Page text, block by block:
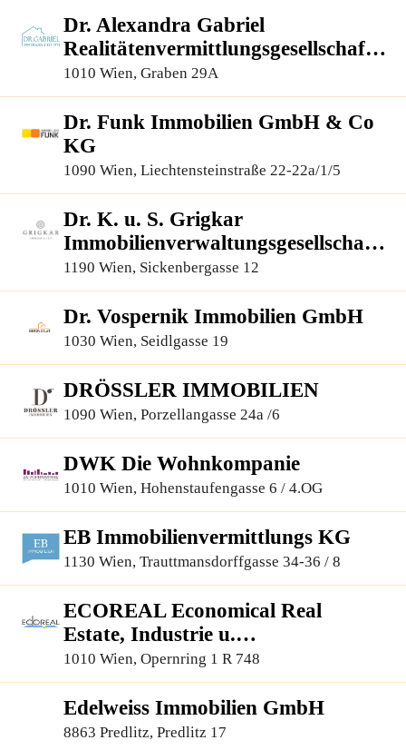
Dr. Alexandra Gabriel
Realitätenvermittlungsgesellschaft
m.b.H.
1010 Wien, Graben 29A
Dr. Funk Immobilien GmbH & Co
KG
1090 Wien, Liechtensteinstraße 22-22a/1/5
Dr. K. u. S. Grigkar
Immobilienverwaltungsgesellschaft
m.b.H.
1190 Wien, Sickenbergasse 12
Dr. Vospernik Immobilien GmbH
1030 Wien, Seidlgasse 19
DRÖSSLER IMMOBILIEN
1090 Wien, Porzellangasse 24a /6
DWK Die Wohnkompanie
1010 Wien, Hohenstaufengasse 6 / 4.OG
EB Immobilienvermittlungs KG
1130 Wien, Trauttmansdorffgasse 34-36 / 8
ECOREAL Economical Real
Estate, Industrie u.
Immobilienvermittlung G.m.b.H
1010 Wien, Opernring 1 R 748
Edelweiss Immobilien GmbH
8863 Predlitz, Predlitz 17